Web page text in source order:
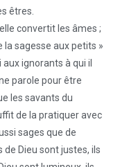
êtres.
convertit les âmes ;
la sagesse aux petits »
aux ignorants à qui il
parole pour être
les savants du
de la pratiquer avec
sages que de
Dieu sont justes, ils